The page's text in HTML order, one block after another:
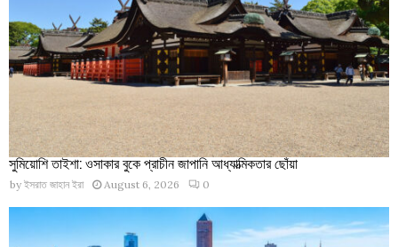
সুমিয়োশি তাইশা: ওসাকার বুকে প্রাচীন জাপানি আধ্যাত্মিকতার ছোঁয়া
by ইসরাত জাহান ইরা August 6, 2026 0